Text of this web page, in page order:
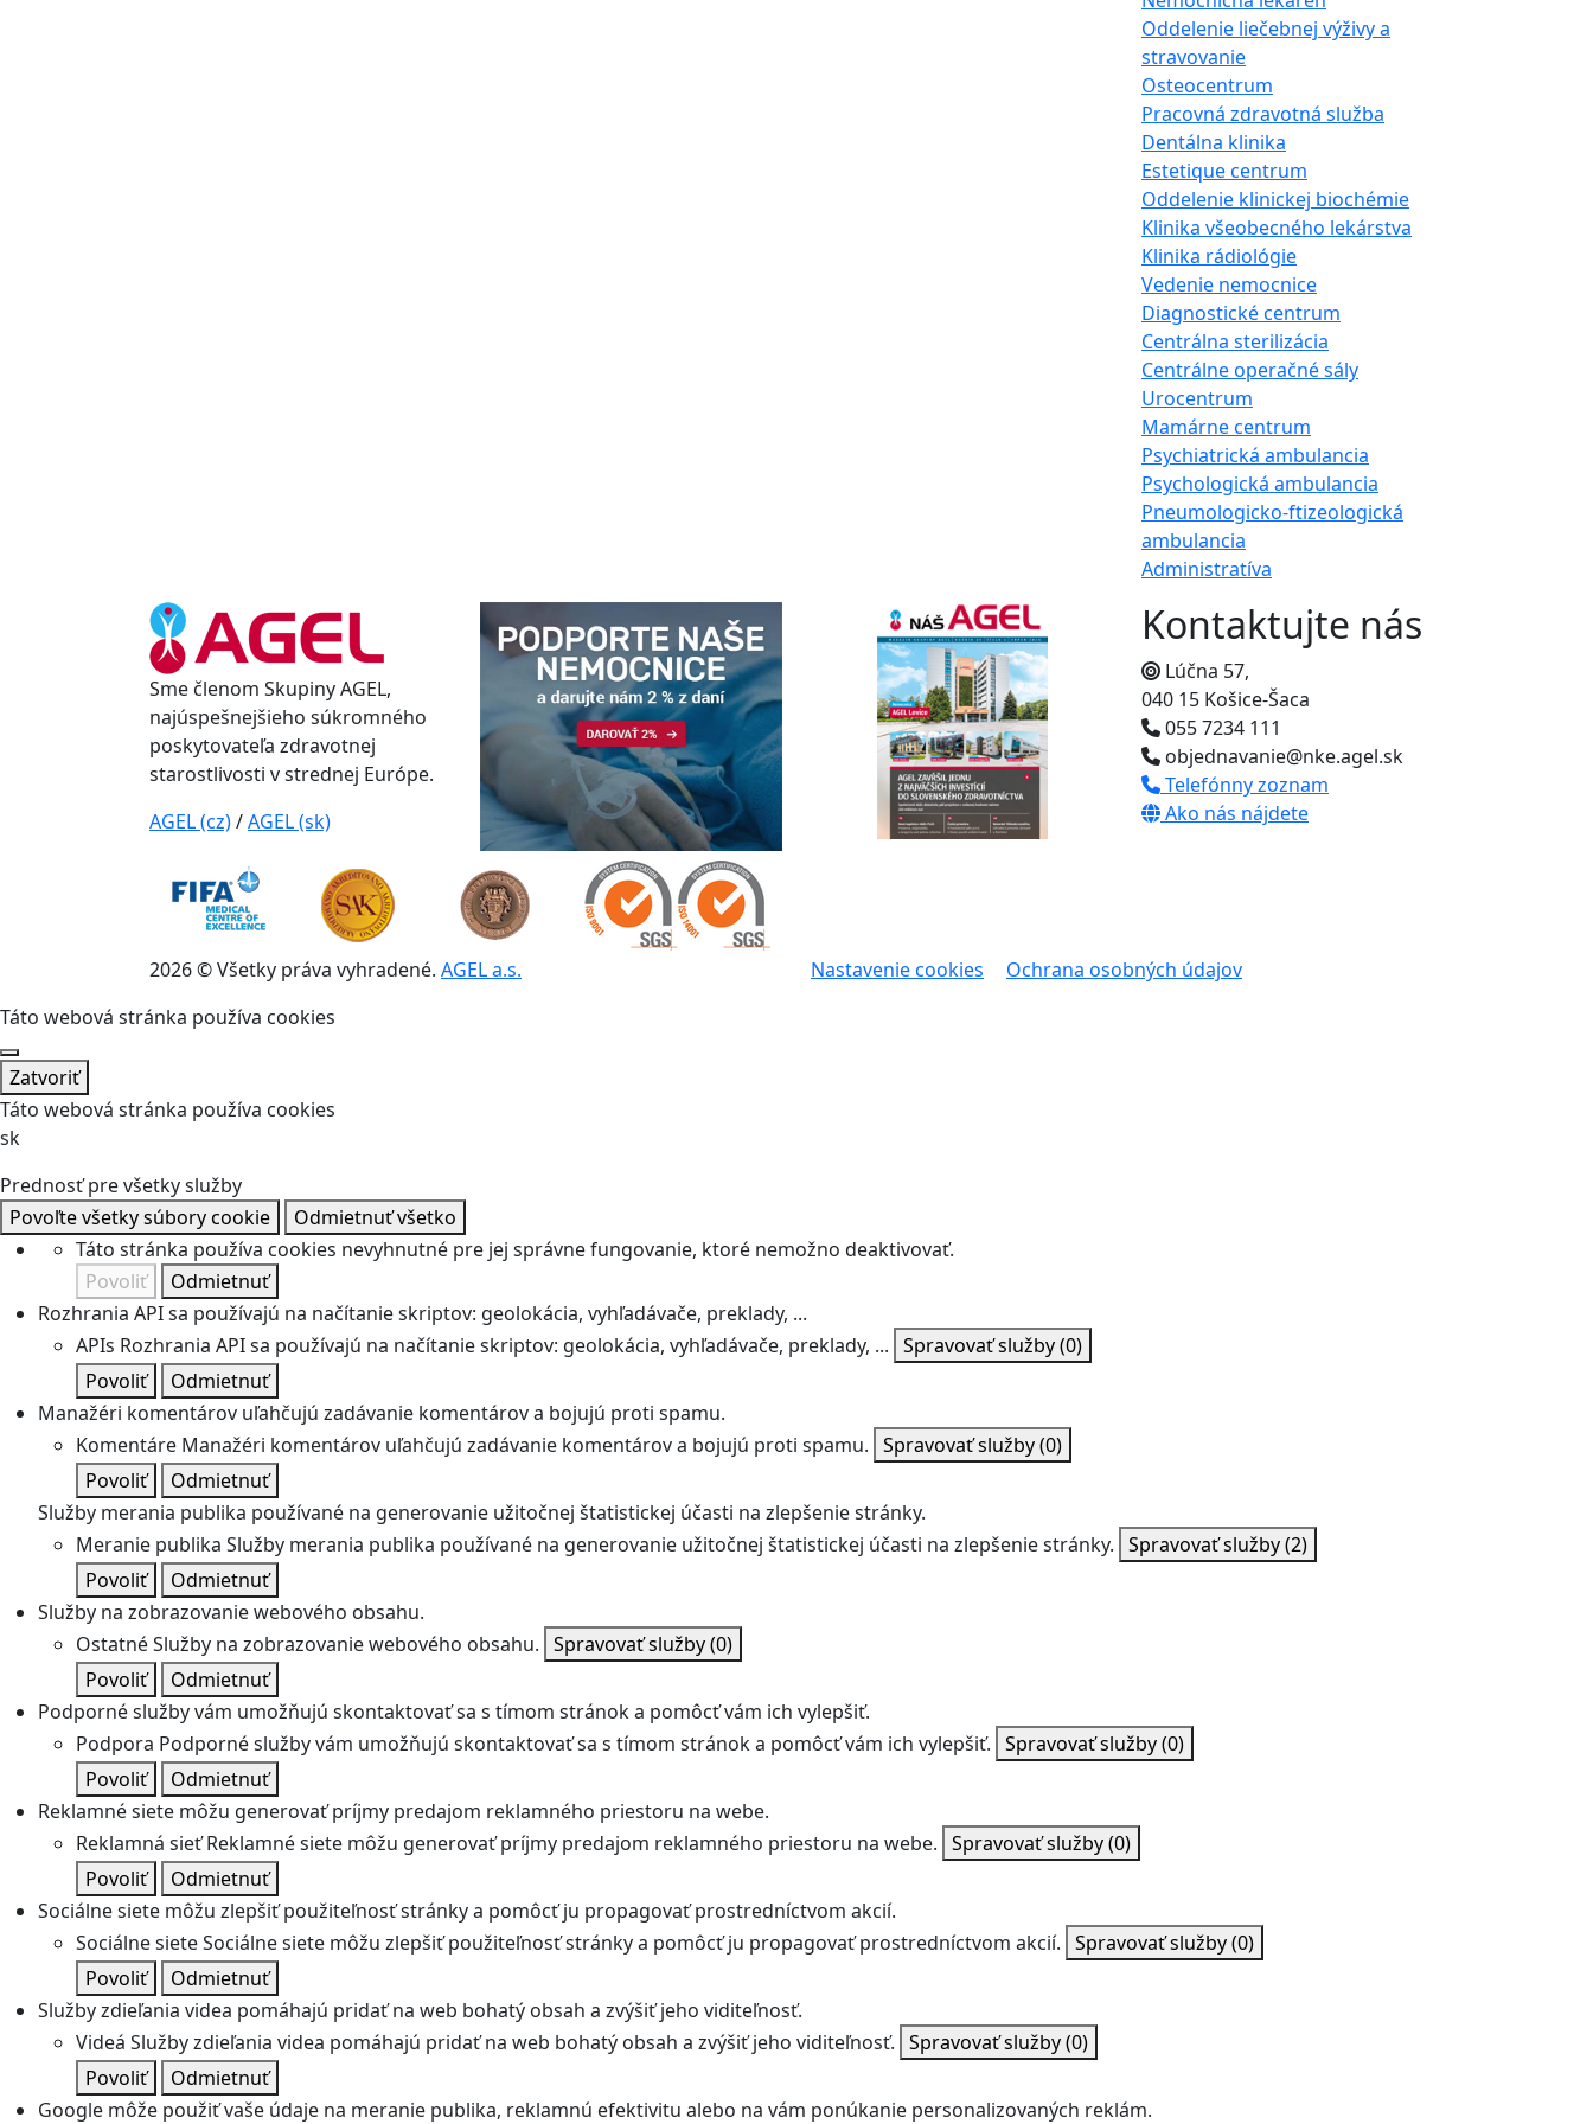
Oddelenie liečebnej výživy a
stravovanie
Osteocentrum
Pracovná zdravotná služba
Dentálna klinika
Estetique centrum
Oddelenie klinickej biochémie
Klinika všeobecného lekárstva
Klinika rádiológie
Vedenie nemocnice
Diagnostické centrum
Centrálna sterilizácia
Centrálne operačné sály
Urocentrum
Mamárne centrum
Psychiatrická ambulancia
Psychologická ambulancia
Pneumologicko-ftizeologická
ambulancia
Administratíva
Sme členom Skupiny AGEL,
najúspešnejšieho súkromného
poskytovateľa zdravotnej
starostlivosti v strednej Európe.
AGEL (cz)/AGEL (sk)
Kontaktujte nás
Lúčna 57,
040 15 Košice-Šaca
055 7234 111
objednavanie@nke.agel.sk
Telefónny zoznam
Ako nás nájdete
2026 © Všetky práva vyhradené. AGEL a.s. Nastavenie cookies
Ochrana osobných údajov
Táto webová stránka používa cookies
Zatvoriť
Táto webová stránka používa cookies
sk
Prednosť pre všetky služby
Povoľte všetky súbory cookie
Odmietnuť všetko
Táto stránka používa cookies nevyhnutné pre jej správne fungovanie, ktoré nemožno deaktivovať.
Povoliť
Odmietnuť
Rozhrania API sa používajú na načítanie skriptov: geolokácia, vyhľadávače, preklady, ...
APIs Rozhrania API sa používajú na načítanie skriptov: geolokácia, vyhľadávače, preklady, ... Spravovať služby(0)
Povoliť
Odmietnuť
Manažéri komentárov uľahčujú zadávanie komentárov a bojujú proti spamu.
Komentáre Manažéri komentárov uľahčujú zadávanie komentárov a bojujú proti spamu. Spravovať služby(0)
Povoliť
Odmietnuť
Služby merania publika používané na generovanie užitočnej štatistickej účasti na zlepšenie stránky.
Meranie publika Služby merania publika používané na generovanie užitočnej štatistickej účasti na zlepšenie stránky. Spravovať služby(2)
Povoliť
Odmietnuť
Služby na zobrazovanie webového obsahu.
OstatnéSlužby na zobrazovanie webového obsahu. Spravovať služby(0)
Povoliť
Odmietnuť
Podporné služby vám umožňujú skontaktovať sa s tímom stránok a pomôcť vám ich vylepšiť.
Podpora Podporné služby vám umožňujú skontaktovať sa s tímom stránok a pomôcť vám ich vylepšiť. Spravovať služby(0)
Povoliť
Odmietnuť
Reklamné siete môžu generovať príjmy predajom reklamného priestoru na webe.
Reklamná sieť Reklamné siete môžu generovať príjmy predajom reklamného priestoru na webe. Spravovať služby(0)
Povoliť
Odmietnuť
Sociálne siete môžu zlepšiť použiteľnosť stránky a pomôcť ju propagovať prostredníctvom akcií.
Sociálne sieteSociálne siete môžu zlepšiť použiteľnosť stránky a pomôcť ju propagovať prostredníctvom akcií. Spravovať služby(0)
Povoliť
Odmietnuť
Služby zdieľania videa pomáhajú pridať na web bohatý obsah a zvýšiť jeho viditeľnosť.
Videá Služby zdieľania videa pomáhajú pridať na web bohatý obsah a zvýšiť jeho viditeľnosť. Spravovať služby(0)
Povoliť
Odmietnuť
Google môže použiť vaše údaje na meranie publika, reklamnú efektivitu alebo na vám ponúkanie personalizovaných reklám.